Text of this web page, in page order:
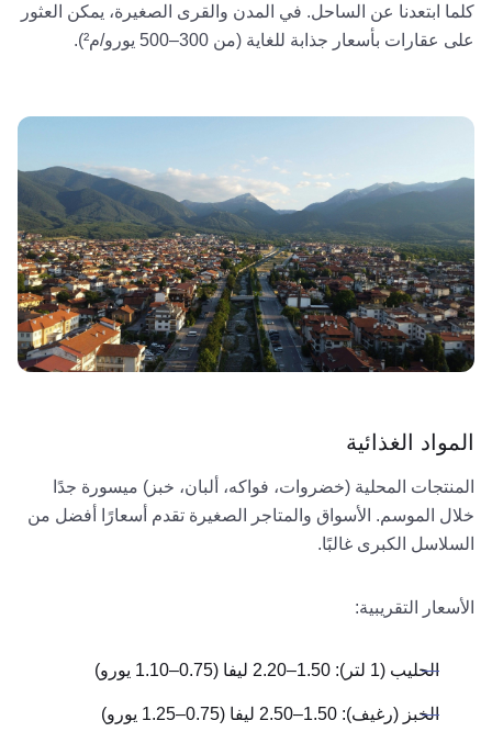
كلما ابتعدنا عن الساحل. في المدن والقرى الصغيرة، يمكن العثور
على عقارات بأسعار جذابة للغاية (من 300–500 يورو/م²).
المواد الغذائية
المنتجات المحلية (خضروات، فواكه، ألبان، خبز) ميسورة جدًا
خلال الموسم. الأسواق والمتاجر الصغيرة تقدم أسعارًا أفضل من
السلاسل الكبرى غالبًا.
الأسعار التقريبية:
الحليب (1 لتر): 1.50–2.20 ليفا (0.75–1.10 يورو)
الخبز (رغيف): 1.50–2.50 ليفا (0.75–1.25 يورو)